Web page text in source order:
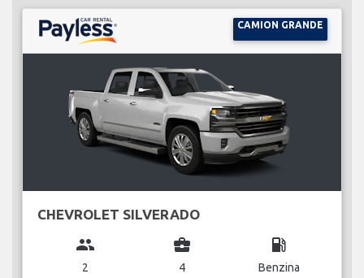
CAMION GRANDE
CHEVROLET SILVERADO
group
2
business_center
4
local_gas_station
Benzina